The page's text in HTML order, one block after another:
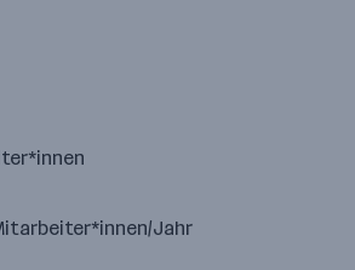
Jahr